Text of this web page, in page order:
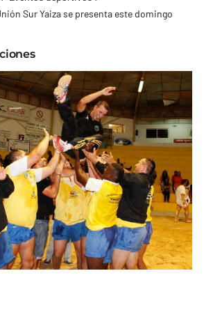
Sur Yaiza se presenta este domingo